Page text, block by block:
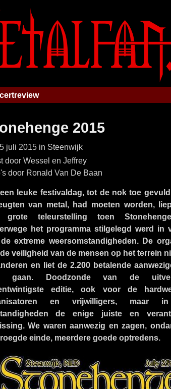
2015
juli 2015 in Steenwijk
door Wessel en Jeffrey
door Ronald Van De Baan
leuke festivaldag, tot de nok toe
van metal, had moeten worden,
grote teleurstelling toen
het programma stilgelegd werd in
extreme weersomstandigheden. De
veiligheid van de mensen op het terrein
en liet de 2.200 betalende
gaan. Doodzonde van de
editie, ook voor de
en vrijwilligers, maar
de enige juiste en
We waren aanwezig en zagen,
einde, meerdere goede optredens.